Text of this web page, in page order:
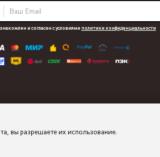
и согласен с условиями политики конфиденциальности
вы разрешаете их использование.